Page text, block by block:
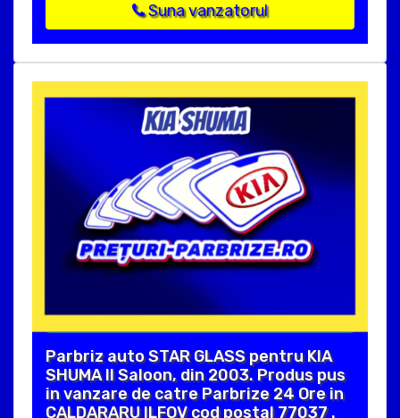
Suna vanzatorul
Parbriz auto STAR GLASS pentru KIA
SHUMA II Saloon, din 2003. Produs pus
in vanzare de catre Parbrize 24 Ore in
CALDARARU ILFOV cod postal 77037 .